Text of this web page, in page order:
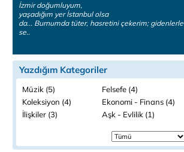
İzmir doğumluyum,
yaşadığım yer İstanbul olsa
da... Burnumda tüter, hasretini çekerim; gidenlerle
se..
Yazdığım Kategoriler
Müzik (5)
Felsefe (4)
Koleksiyon (4)
Ekonomi - Finans (4)
İlişkiler (3)
Aşk - Evlilik (1)